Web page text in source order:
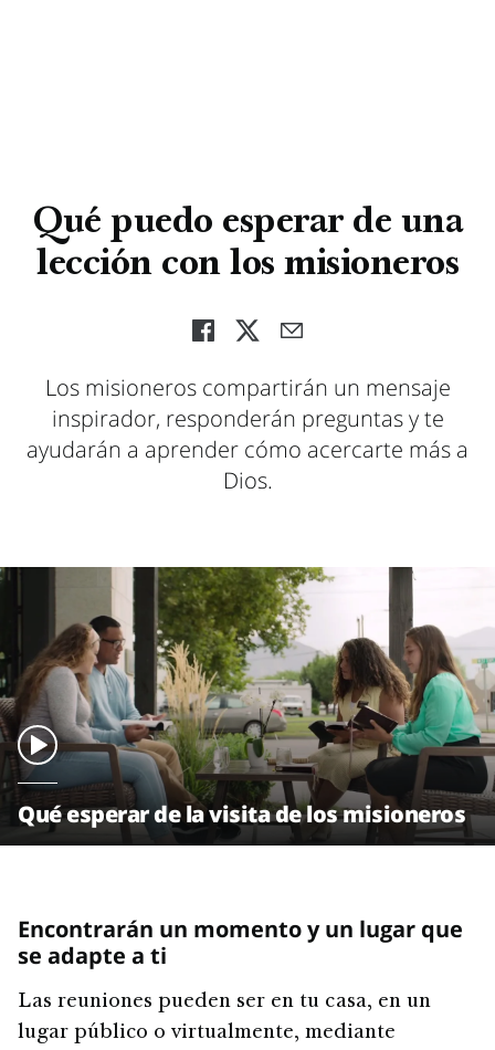
Qué puedo esperar de una
lección con los misioneros
Los misioneros compartirán un mensaje
inspirador, responderán preguntas y te
ayudarán a aprender cómo acercarte más a
Dios.
Qué esperar de la visita de los misioneros
Encontrarán un momento y un lugar que
se adapte a ti
Las reuniones pueden ser en tu casa, en un
lugar público o virtualmente, mediante